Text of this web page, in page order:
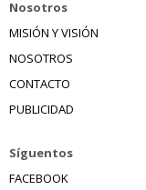
Nosotros
MISIÓN Y VISIÓN
NOSOTROS
CONTACTO
PUBLICIDAD
Síguentos
FACEBOOK